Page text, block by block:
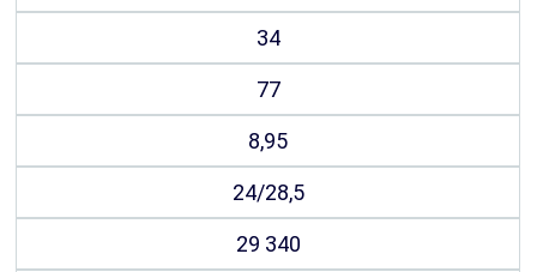
34
77
8,95
24/28,5
29 340